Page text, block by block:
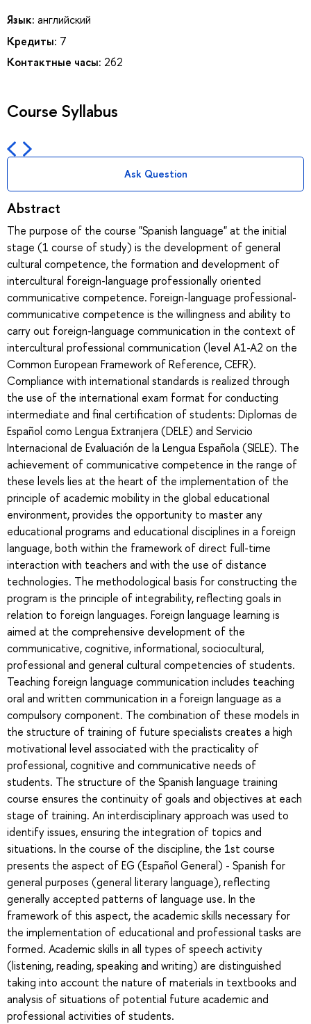
Язык: английский
Кредиты: 7
Контактные часы: 262
Course Syllabus
Ask Question
Abstract
The purpose of the course "Spanish language" at the initial
stage (1 course of study) is the development of general
cultural competence, the formation and development of
intercultural foreign-language professionally oriented
communicative competence. Foreign-language professional-
communicative competence is the willingness and ability to
carry out foreign-language communication in the context of
intercultural professional communication (level A1-A2 on the
Common European Framework of Reference, CEFR).
Compliance with international standards is realized through
the use of the international exam format for conducting
intermediate and final certification of students: Diplomas de
Español como Lengua Extranjera (DELE) and Servicio
Internacional de Evaluación de la Lengua Española (SIELE). The
achievement of communicative competence in the range of
these levels lies at the heart of the implementation of the
principle of academic mobility in the global educational
environment, provides the opportunity to master any
educational programs and educational disciplines in a foreign
language, both within the framework of direct full-time
interaction with teachers and with the use of distance
technologies. The methodological basis for constructing the
program is the principle of integrability, reflecting goals in
relation to foreign languages. Foreign language learning is
aimed at the comprehensive development of the
communicative, cognitive, informational, sociocultural,
professional and general cultural competencies of students.
Teaching foreign language communication includes teaching
oral and written communication in a foreign language as a
compulsory component. The combination of these models in
the structure of training of future specialists creates a high
motivational level associated with the practicality of
professional, cognitive and communicative needs of
students. The structure of the Spanish language training
course ensures the continuity of goals and objectives at each
stage of training. An interdisciplinary approach was used to
identify issues, ensuring the integration of topics and
situations. In the course of the discipline, the 1st course
presents the aspect of EG (Español General) - Spanish for
general purposes (general literary language), reflecting
generally accepted patterns of language use. In the
framework of this aspect, the academic skills necessary for
the implementation of educational and professional tasks are
formed. Academic skills in all types of speech activity
(listening, reading, speaking and writing) are distinguished
taking into account the nature of materials in textbooks and
analysis of situations of potential future academic and
professional activities of students.